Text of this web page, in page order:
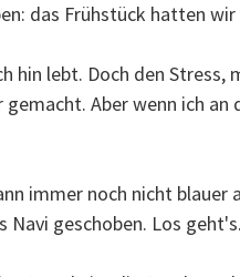
das Frühstück hatten
hin lebt. Doch den
Aber wenn ich
immer noch nicht
geschoben. Los geht's.